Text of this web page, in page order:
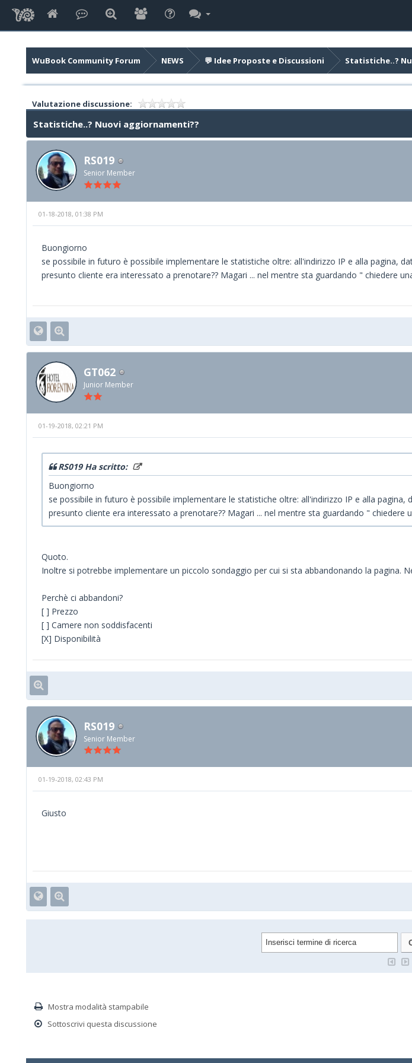
WuBook Community Forum NEWS 💬 Idee Proposte e Discussioni
Valutazione discussione:
Statistiche..? Nuovi aggiornamenti??
RS019
Senior Member
01-18-2018, 01:38 PM
Buongiorno
se possibile in futuro è possibile implementare le statistiche oltre: all'indirizzo IP e alla pagina,
presunto cliente era interessato a prenotare?? Magari ... nel mentre sta guardando " chiedere
GT062
Junior Member
01-19-2018, 02:21 PM
RS019 Ha scritto:
Buongiorno
se possibile in futuro è possibile implementare le statistiche oltre: all'indirizzo IP e alla
presunto cliente era interessato a prenotare?? Magari ... nel mentre sta guardando " chiedere
Quoto.
Inoltre si potrebbe implementare un piccolo sondaggio per cui si sta abbandonando la pagina.
Perchè ci abbandoni?
[ ] Prezzo
[ ] Camere non soddisfacenti
[X] Disponibilità
RS019
Senior Member
01-19-2018, 02:43 PM
Giusto
Mostra modalità stampabile
Sottoscrivi questa discussione